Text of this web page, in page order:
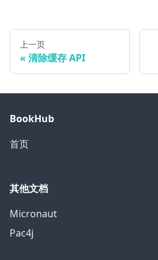
上一页
清除缓存 API
BookHub
首页
其他文档
Micronaut
Pac4j